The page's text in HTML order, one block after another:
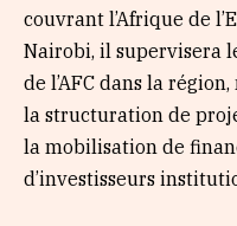
couvrant l’Afrique de
Nairobi, il supervisera
de l’AFC dans la
la structuration de
la mobilisation de
d’investisseurs